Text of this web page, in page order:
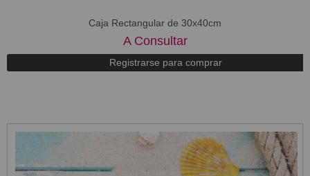
​Caja Rectangular de 30x40cm
A Consultar
Registrarse para comprar